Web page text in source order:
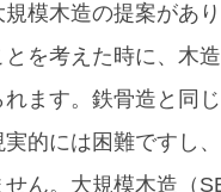
模木造の提案があ
を考えた時に、木
ます。鉄骨造と同
的には困難ですし
ん。大規模木造（